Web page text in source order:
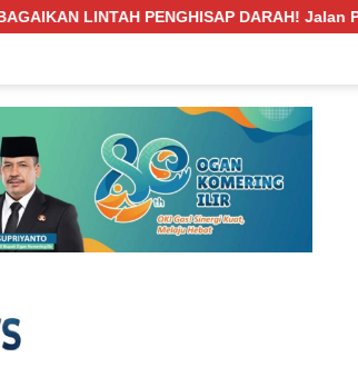
DARAH! Jalan Penghubung Desa